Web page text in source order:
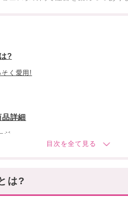
?
く愛用!
詳細
ジ
リーヌ・推しバッグ」レビュー
は?